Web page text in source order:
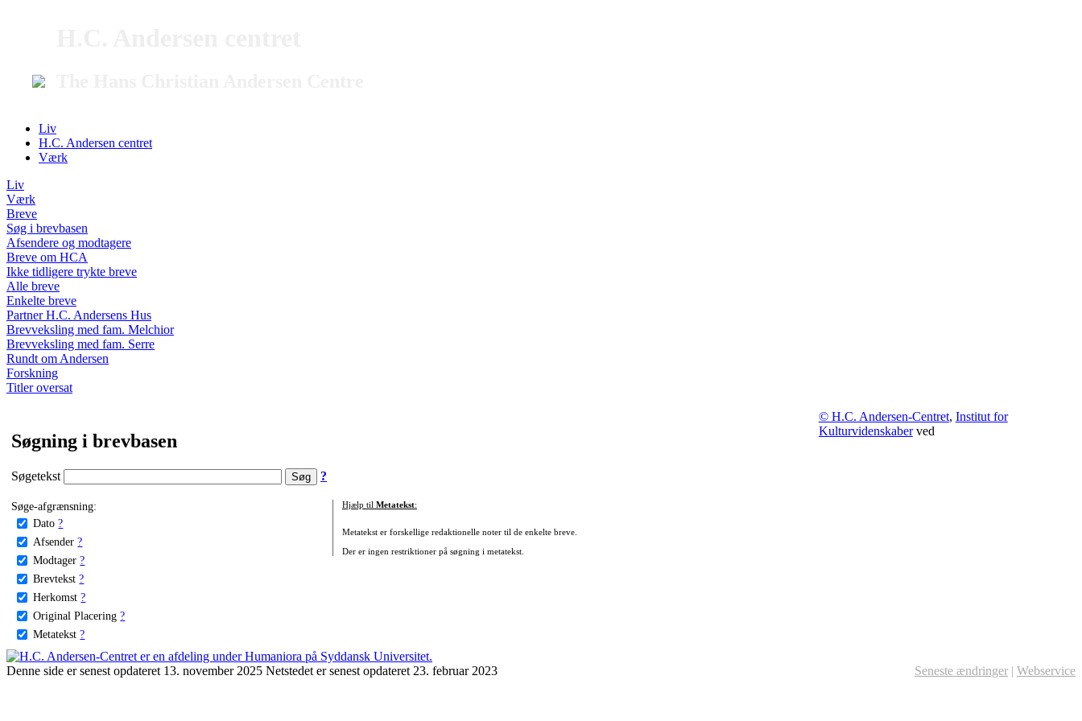
Liv
H.C. Andersen centret
Værk
Liv
Værk
Breve
Søg i brevbasen
Afsendere og modtagere
Breve om HCA
Ikke tidligere trykte breve
Alle breve
Enkelte breve
Partner H.C. Andersens Hus
Brevveksling med fam. Melchior
Brevveksling med fam. Serre
Rundt om Andersen
Forskning
Titler oversat
Søgning i brevbasen
Søgetekst ?
Søge-afgrænsning:
Dato ?
Afsender ?
Modtager ?
Brevtekst ?
Herkomst ?
Original Placering ?
Metatekst ?
Hjælp til Metatekst:
Metatekst er forskellige redaktionelle noter til de enkelte breve.
Der er ingen restriktioner på søgning i metatekst.
© H.C. Andersen-Centret, Institut for
Kulturvidenskaberved
Denne side er senest opdateret 13. november 2025 Netstedet er senest opdateret 23. februar 2023 Seneste ændringer | Webservice